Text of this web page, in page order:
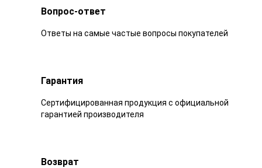
Вопрос-ответ
Ответы на самые частые вопросы покупателей
Гарантия
Сертифицированная продукция с официальной
гарантией производителя
Возврат